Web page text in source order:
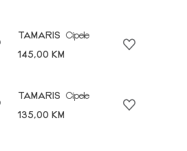
TAMARIS
Cipele
145,00 KM
TAMARIS
Cipele
135,00 KM